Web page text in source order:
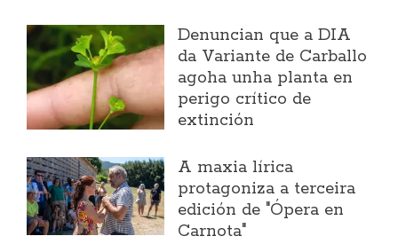
Denuncian que a DIA
da Variante de Carballo
agoha unha planta en
perigo crítico de
extinción
A maxia lírica
protagoniza a terceira
edición de "Ópera en
Carnota"